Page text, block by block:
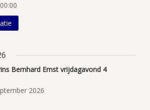
Bernhard Emst vrijdagavond 4
2026